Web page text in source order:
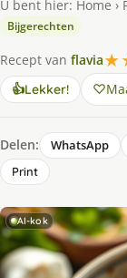
U bent hier: Home ›
Bijgerechten
Recept van flavia
👍Lekker!
Delen: WhatsApp
Print
AI-kok